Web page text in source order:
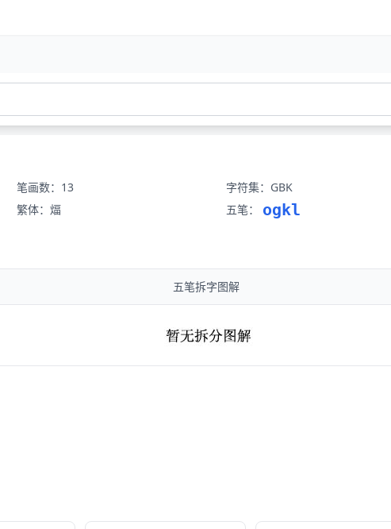
笔画数：13
字符集：GBK
繁体：煏 五笔：
ogkl
五笔拆字图解